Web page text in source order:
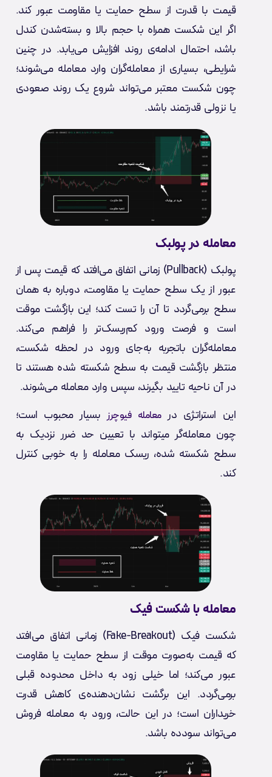
قیمت با قدرت از سطح حمایت یا مقاومت عبور کند.
اگر این شکست همراه با حجم بالا و بسته‌شدن کندل
باشد، احتمال ادامه‌ی روند افزایش می‌یابد. در چنین
شرایطی، بسیاری از معامله‌گران وارد معامله می‌شوند؛
چون شکست معتبر می‌تواند شروع یک روند صعودی
یا نزولی قدرتمند باشد.
معامله در پولبک
پولبک (Pullback) زمانی اتفاق می‌افتد که قیمت پس از
عبور از یک سطح حمایت یا مقاومت، دوباره به همان
سطح برمی‌گردد تا آن را تست کند؛ این بازگشت موقت
است و فرصت ورود کم‌ریسک‌تر را فراهم می‌کند.
معامله‌گران باتجربه به‌جای ورود در لحظه شکست،
منتظر بازگشت قیمت به سطح شکسته شده هستند تا
در آن ناحیه تایید بگیرند، سپس وارد معامله ‌می‌شوند.
این استراتژی درمعامله فیوچرزبسیار محبوب است؛
چون معامله‌گر میتواند با تعیین حد ضرر نزدیک به
سطح شکسته شده، ریسک معامله را به خوبی کنترل
کند.
معامله با شکست فیک
شکست فیک (Fake-Breakout) زمانی اتفاق می‌افتد
که قیمت به‌صورت موقت از سطح حمایت یا مقاومت
عبور می‌کند؛ اما خیلی زود به داخل محدوده قبلی
برمی‌گردد. این برگشت نشان‌دهنده‌ی کاهش قدرت
خریداران است؛ در این حالت، ورود به معامله فروش
می‌تواند سودده باشد.